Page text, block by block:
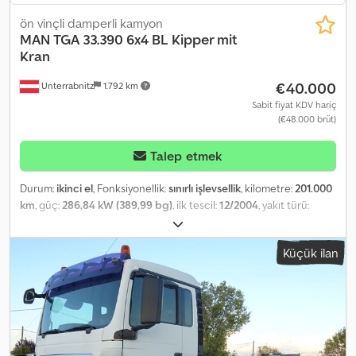
Unterrabnitz 1.792 km
ön vinçli damperli kamyon
MAN TGA 33.390 6x4 BL Kipper mit
Kran
€40.000
Sabit fiyat KDV hariç
(€48.000 brüt)
Talep etmek
Durum: ikinci el, Fonksiyonellik:sınırlı işlevsellik, kilometre: 201.000
km , güç: 286,84 kW (389,99 bg) , ilk tescil:12/2004 , yakıt türü:
, azami yük ağırlığı:
ağırlık:26.000 kg, lastik boyutu:315/80R 22,5, lastik durumu:40
, dingil konfigürasyonu: 3.200 mm, dingil
mesafesi:1.400 mm, bir sonraki muayene (TÜV):
dizel, yakıt deposu kapasitesi:300 l, frenler:motor freni
kırmızı, vites sayısı: 16 , emisyon sınıfı: Euro 4, süspansiyon:
hava , yükleme alanı uzunluğu:4.550 mm, yükleme alanı genişliği:
2.300 mm
, yükleme alanı yüksekliği: 1.000 mm , Donanım:
elektrikli
Küçük ilan